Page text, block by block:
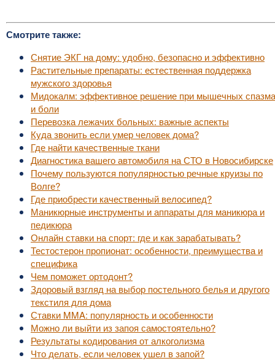
Смотрите также:
Снятие ЭКГ на дому: удобно, безопасно и эффективно
Растительные препараты: естественная поддержка
мужского здоровья
Мидокалм: эффективное решение при мышечных
и боли
Перевозка лежачих больных: важные аспекты
Куда звонить если умер человек дома?
Где найти качественные ткани
Диагностика вашего автомобиля на СТО в Новосибирске
Почему пользуются популярностью речные круизы по
Волге?
Где приобрести качественный велосипед?
Маникюрные инструменты и аппараты для маникюра и
педикюра
Онлайн ставки на спорт: где и как зарабатывать?
Тестостерон пропионат: особенности, преимущества и
специфика
Чем поможет ортодонт?
Здоровый взгляд на выбор постельного белья и другого
текстиля для дома
Ставки MMA: популярность и особенности
Можно ли выйти из запоя самостоятельно?
Результаты кодирования от алкоголизма
Что делать, если человек ушел в запой?